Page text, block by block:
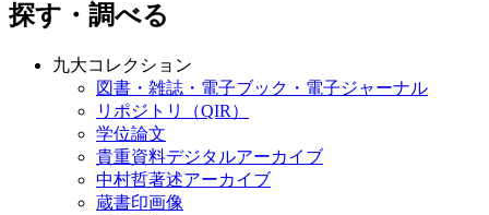
探す・調べる
九大コレクション
図書・雑誌・電子ブック・電子ジャーナル
リポジトリ（QIR）
学位論文
貴重資料デジタルアーカイブ
中村哲著述アーカイブ
蔵書印画像